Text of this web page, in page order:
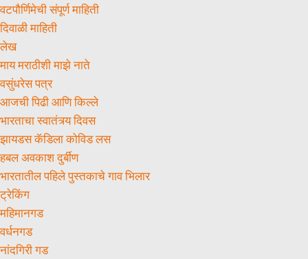
वटपौर्णिमेची संपूर्ण माहिती
दिवाळी माहिती
लेख
माय मराठीशी माझे नाते
वसुंधरेस पत्र
आजची पिढी आणि किल्ले
भारताचा स्वातंत्र्य दिवस
झायडस कॅडिला कोविड लस
हबल अवकाश दुर्बीण
भारतातील पहिले पुस्तकाचे गाव भिलार
ट्रेकिंग
महिमानगड
वर्धनगड
नांदगिरी गड